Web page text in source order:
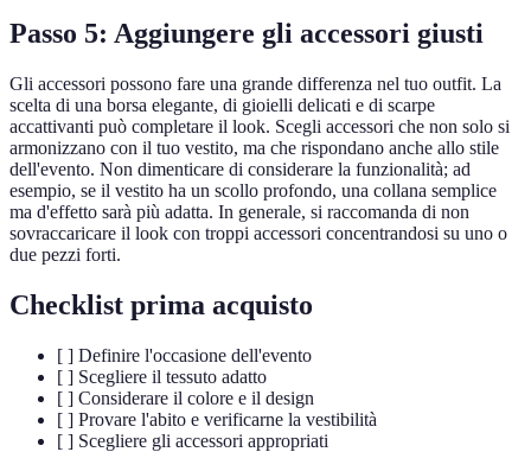
Passo 5: Aggiungere gli accessori giusti
Gli accessori possono fare una grande differenza nel tuo outfit. La
scelta di una borsa elegante, di gioielli delicati e di scarpe
accattivanti può completare il look. Scegli accessori che non solo si
armonizzano con il tuo vestito, ma che rispondano anche allo stile
dell'evento. Non dimenticare di considerare la funzionalità; ad
esempio, se il vestito ha un scollo profondo, una collana semplice
ma d'effetto sarà più adatta. In generale, si raccomanda di non
sovraccaricare il look con troppi accessori concentrandosi su uno o
due pezzi forti.
Checklist prima acquisto
[ ] Definire l'occasione dell'evento
[ ] Scegliere il tessuto adatto
[ ] Considerare il colore e il design
[ ] Provare l'abito e verificarne la vestibilità
[ ] Scegliere gli accessori appropriati